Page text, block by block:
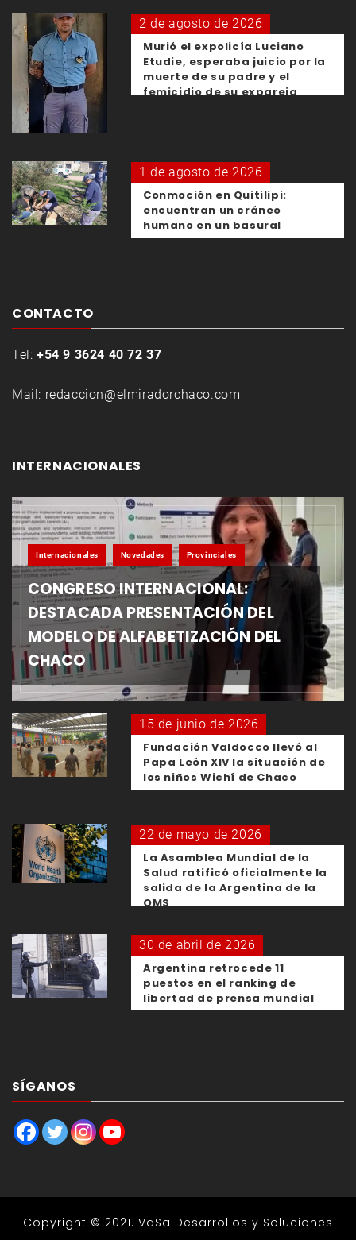
2 de agosto de 2026
Murió el expolicía Luciano
Etudie, esperaba juicio por la
muerte de su padre y el
femicidio de su expareja
1 de agosto de 2026
Conmoción en Quitilipi:
encuentran un cráneo
humano en un basural
CONTACTO
Tel: +54 9 3624 40 72 37
Mail: redaccion@elmiradorchaco.com
INTERNACIONALES
Internacionales Novedades Provinciales
CONGRESO INTERNACIONAL:
DESTACADA PRESENTACIÓN DEL
MODELO DE ALFABETIZACIÓN DEL
CHACO
15 de junio de 2026
Fundación Valdocco llevó al
Papa León XIV la situación de
los niños Wichí de Chaco
22 de mayo de 2026
La Asamblea Mundial de la
Salud ratificó oficialmente la
salida de la Argentina de la
OMS
30 de abril de 2026
Argentina retrocede 11
puestos en el ranking de
libertad de prensa mundial
SÍGANOS
Copyright © 2021. VaSa Desarrollos y Soluciones